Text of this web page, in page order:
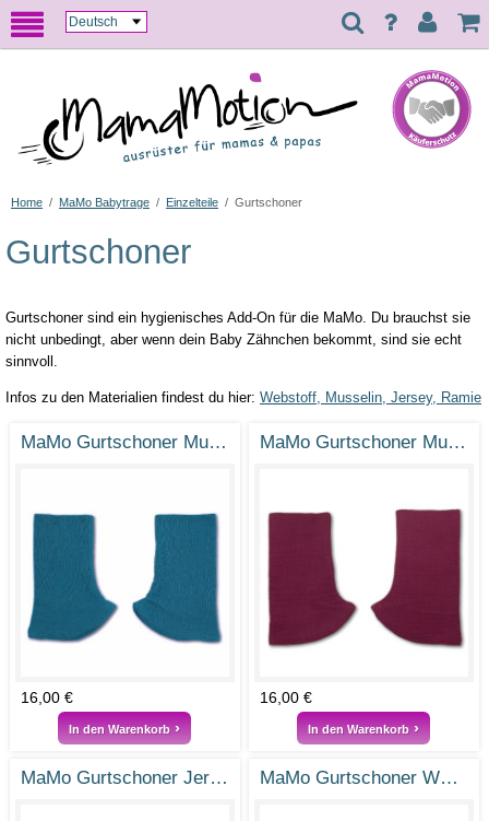
Home / MaMo Babytrage / Einzelteile / Gurtschoner
Gurtschoner
Gurtschoner sind ein hygienisches Add-On für die MaMo. Du brauchst sie
nicht unbedingt, aber wenn dein Baby Zähnchen bekommt, sind sie echt
sinnvoll.
Infos zu den Materialien findest du hier: Webstoff, Musselin, Jersey, Ramie
MaMo Gurtschoner Musselin Petrol
16,00 €
In den Warenkorb
MaMo Gurtschoner Musselin Weinrot
16,00 €
In den Warenkorb
MaMo Gurtschoner Jersey Fluch der Tiefe MaMo Gurtschoner Webstoff Cat Lovers